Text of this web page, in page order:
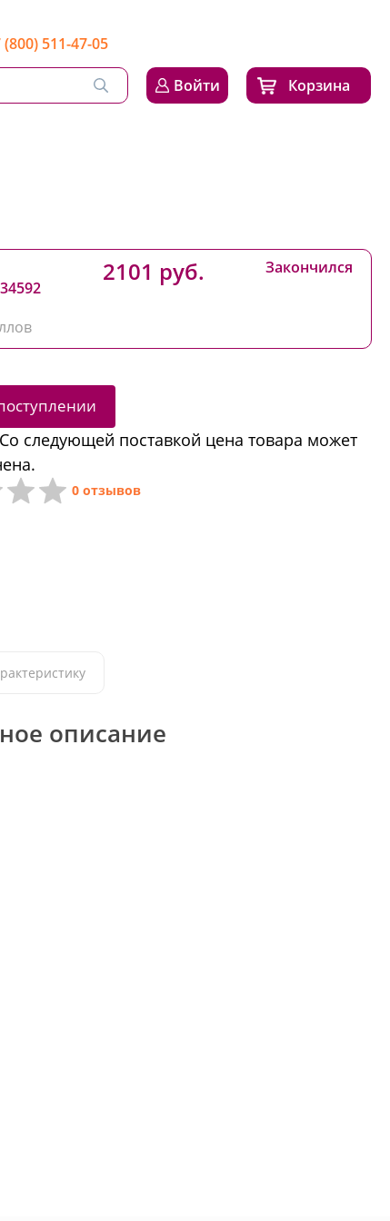
(800) 511-47-05
Войти Корзина
2101 руб. Закончился
следующей поставкой цена товара может
0 отзывов
описание